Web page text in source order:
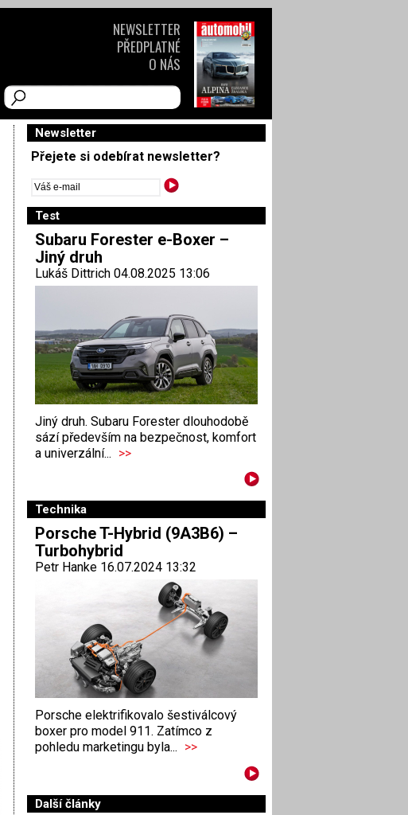
Newsletter
Přejete si odebírat newsletter?
Test
Subaru Forester e-Boxer –
Jiný druh
Lukáš Dittrich 04.08.2025 13:06
Jiný druh. Subaru Forester dlouhodobě
sází především na bezpečnost, komfort
a univerzální... >>
Technika
Porsche T-Hybrid (9A3B6) –
Turbohybrid
Petr Hanke 16.07.2024 13:32
Porsche elektrifikovalo šestiválcový
boxer pro model 911. Zatímco z
pohledu marketingu byla... >>
Další články
NEWSLETTER
PŘEDPLATNÉ
O NÁS